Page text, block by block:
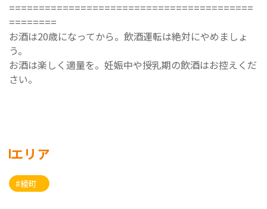
=========================================
========
お酒は20歳になってから。飲酒運転は絶対にやめましょ
う。
お酒は楽しく適量を。妊娠中や授乳期の飲酒はお控えくだ
さい。
エリア
#綾町